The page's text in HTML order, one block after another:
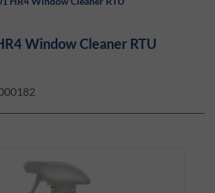
Window Cleaner RTU